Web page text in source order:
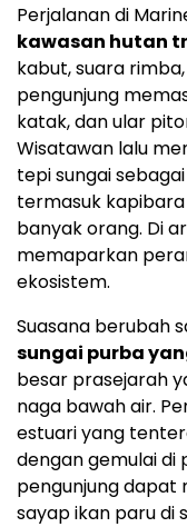
Perjalanan di
kawasan hutan
kabut, suara
pengunjung
katak, dan ular
Wisatawan lalu
tepi sungai
termasuk
banyak orang. Di
memaparkan
ekosistem.
Suasana berubah
sungai purba
besar prasejarah
naga bawah air.
estuari yang
dengan gemulai di
pengunjung dapat
sayap ikan paru di